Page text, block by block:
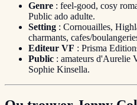
Genre : feel-good, cosy
Public ado adulte.
Setting : Cornouailles,
charmants, cafes/
Editeur VF : Prisma
Public : amateurs d'Aurelie
Sophie Kinsella.